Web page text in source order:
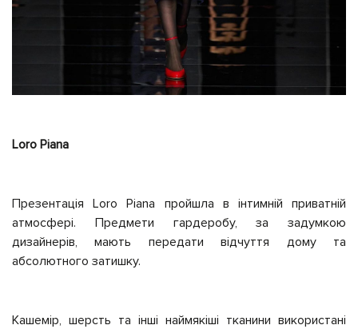
Loro Piana
Презентація Loro Piana пройшла в інтимній приватній
атмосфері. Предмети гардеробу, за задумкою
дизайнерів, мають передати відчуття дому та
абсолютного затишку.
Кашемір, шерсть та інші наймякіші тканини використані